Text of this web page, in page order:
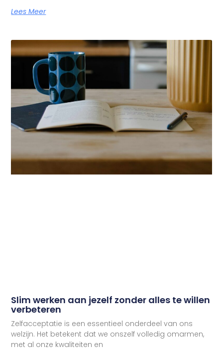
Lees Meer
Slim werken aan jezelf zonder alles te willen
verbeteren
Zelfacceptatie is een essentieel onderdeel van ons
welzijn. Het betekent dat we onszelf volledig omarmen,
met al onze kwaliteiten en